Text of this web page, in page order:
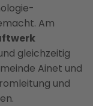
Am
gleichzeitig
Ainet und
und